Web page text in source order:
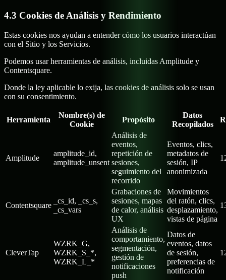
4.3 Cookies de Análisis y Rendimiento
Estas cookies nos ayudan a entender cómo los usuarios interactúan
con el Sitio y los Servicios.
Podemos usar herramientas de análisis, incluidas Amplitude y
Contentsquare.
Donde la ley aplicable lo exija, las cookies de análisis solo se usan
con su consentimiento.
Herramienta
Nombre(s) de
Cookie
Propósito
Datos
Recopilados
Amplitude
amplitude_id,
amplitude_unsent
Análisis de
eventos,
repetición de
sesiones,
seguimiento del
recorrido
Eventos, clics,
metadatos de
sesión, IP
anonimizada
Contentsquare
_cs_id, _cs_s,
_cs_vars
Grabaciones de
sesiones, mapas
de calor, análisis
UX
Movimientos
del ratón, clics,
desplazamiento,
vistas de página
CleverTap
WZRK_G,
WZRK_S_*,
WZRK_L_*
Análisis de
comportamiento,
segmentación,
gestión de
notificaciones
push
Datos de
eventos, datos
de sesión,
preferencias de
notificación